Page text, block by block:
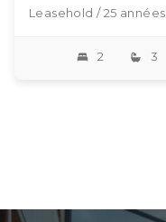
Leasehold / 25 années
2 3